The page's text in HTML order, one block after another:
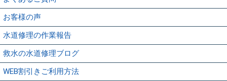
お客様の声
水道修理の作業報告
救水の水道修理ブログ
WEB割引きご利用方法